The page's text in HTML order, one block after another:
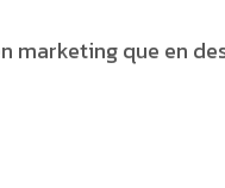
marketing que en